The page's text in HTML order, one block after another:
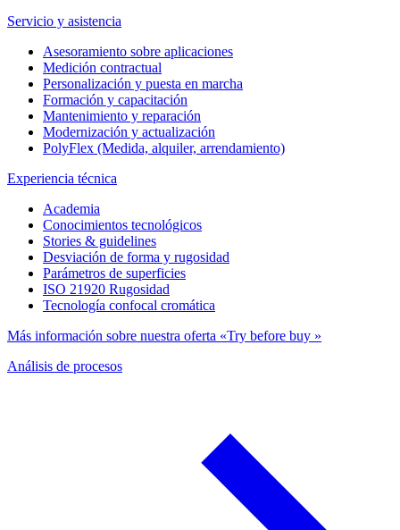
Servicio y asistencia
Asesoramiento sobre aplicaciones
Medición contractual
Personalización y puesta en marcha
Formación y capacitación
Mantenimiento y reparación
Modernización y actualización
PolyFlex (Medida, alquiler, arrendamiento)
Experiencia técnica
Academia
Conocimientos tecnológicos
Stories & guidelines
Desviación de forma y rugosidad
Parámetros de superficies
ISO 21920 Rugosidad
Tecnología confocal cromática
Más información sobre nuestra oferta «Try before buy »
Análisis de procesos